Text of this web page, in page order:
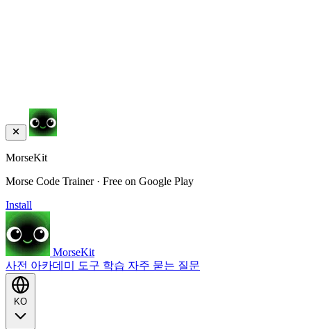
MorseKit
Morse Code Trainer · Free on Google Play
Install
MorseKit
사전 아카데미 도구 학습 자주 묻는 질문